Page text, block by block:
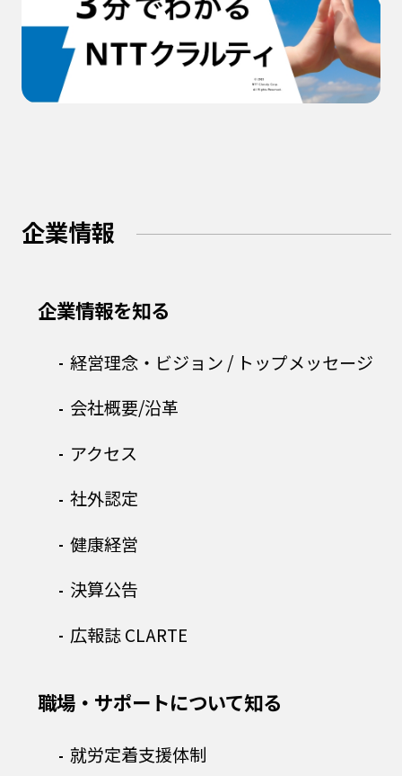
企業情報
企業情報を知る
経営理念・ビジョン / トップメッセージ
会社概要/沿革
アクセス
社外認定
健康経営
決算公告
広報誌 CLARTE
職場・サポートについて知る
就労定着支援体制